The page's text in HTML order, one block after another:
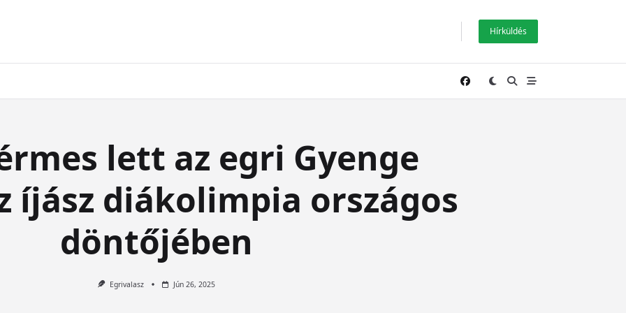
Hírküldés
lett az egri Gyenge
íjász diákolimpia országos
döntőjében
Egrivalasz Jún 26, 2025